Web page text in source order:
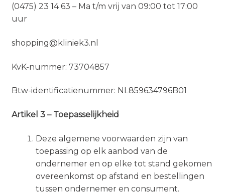
(0475) 23 14 63 – Ma t/m vrij van 09:00 tot 17:00
uur
shopping@kliniek3.nl
KvK-nummer: 73704857
Btw-identificatienummer: NL859634796B01
Artikel 3 – Toepasselijkheid
Deze algemene voorwaarden zijn van
toepassing op elk aanbod van de
ondernemer en op elke tot stand gekomen
overeenkomst op afstand en bestellingen
tussen ondernemer en consument.